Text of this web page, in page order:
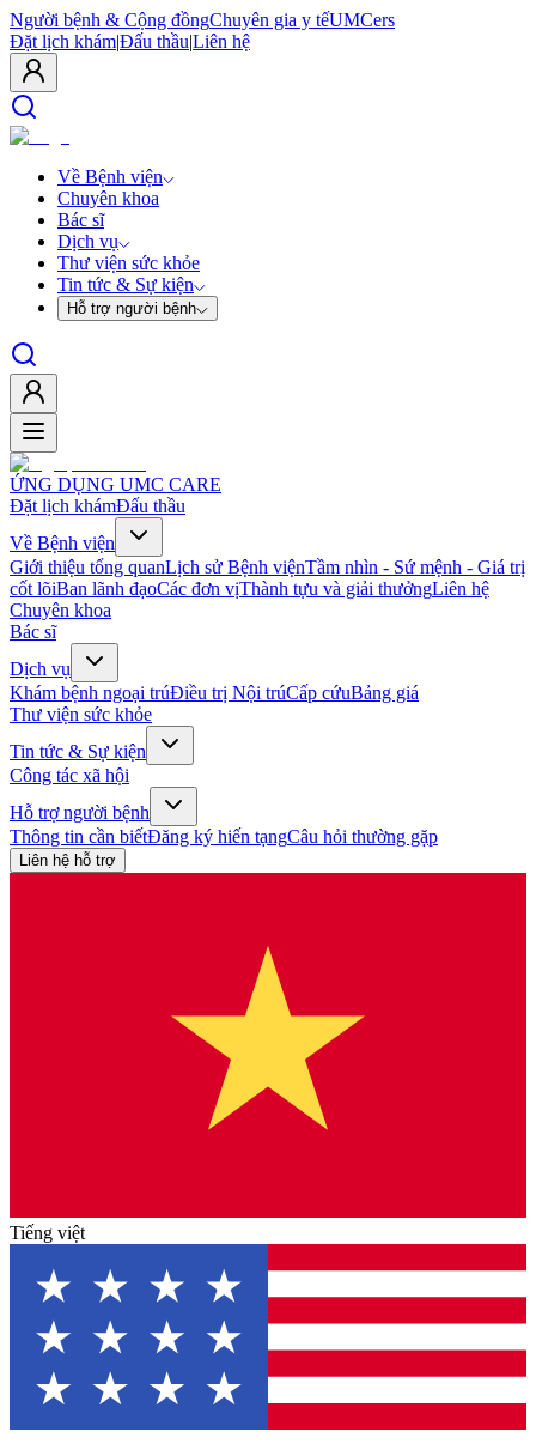
Người bệnh & Cộng đồngChuyên gia y tếUMCers
Đặt lịch khám|Đấu thầu|Liên hệ
Về Bệnh viện
Chuyên khoa
Bác sĩ
Dịch vụ
Thư viện sức khỏe
Tin tức & Sự kiện
Hỗ trợ người bệnh
ỨNG DỤNG UMC CARE
Đặt lịch khámĐấu thầu
Về Bệnh viện
Giới thiệu tổng quanLịch sử Bệnh việnTầm nhìn - Sứ mệnh - Giá trị
cốt lõiBan lãnh đạoCác đơn vịThành tựu và giải thưởngLiên hệ
Chuyên khoa
Bác sĩ
Dịch vụ
Khám bệnh ngoại trúĐiều trị Nội trúCấp cứuBảng giá
Thư viện sức khỏe
Tin tức & Sự kiện
Công tác xã hội
Hỗ trợ người bệnh
Thông tin cần biếtĐăng ký hiến tạngCâu hỏi thường gặp
Liên hệ hỗ trợ
Tiếng việt